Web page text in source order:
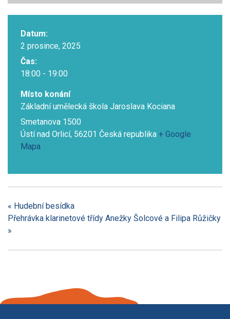
Datum:
2 prosince, 2025
Čas:
18:00 - 19:00
Místo konání
Základní umělecká škola Jaroslava Kociana
Smetanova 1500
Ústí nad Orlicí, 56201 Česká republika + Google
Mapa
« Hudební besídka
Přehrávka klarinetové třídy Anežky Šolcové a Filipa Růžičky
»